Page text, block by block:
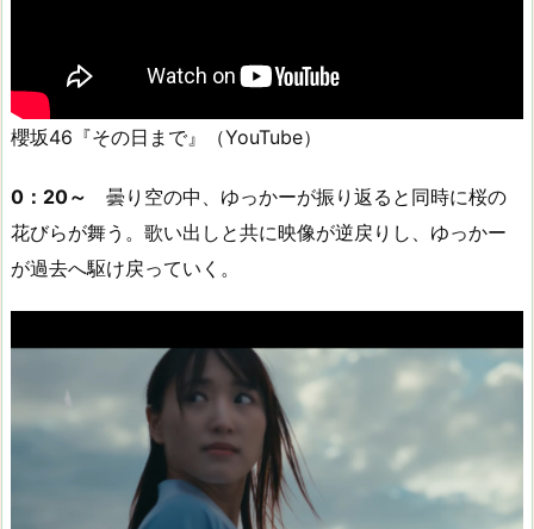
櫻坂46『その日まで』（YouTube）
0：20～ 曇り空の中、ゆっかーが振り返ると同時に桜の
花びらが舞う。歌い出しと共に映像が逆戻りし、ゆっかー
が過去へ駆け戻っていく。